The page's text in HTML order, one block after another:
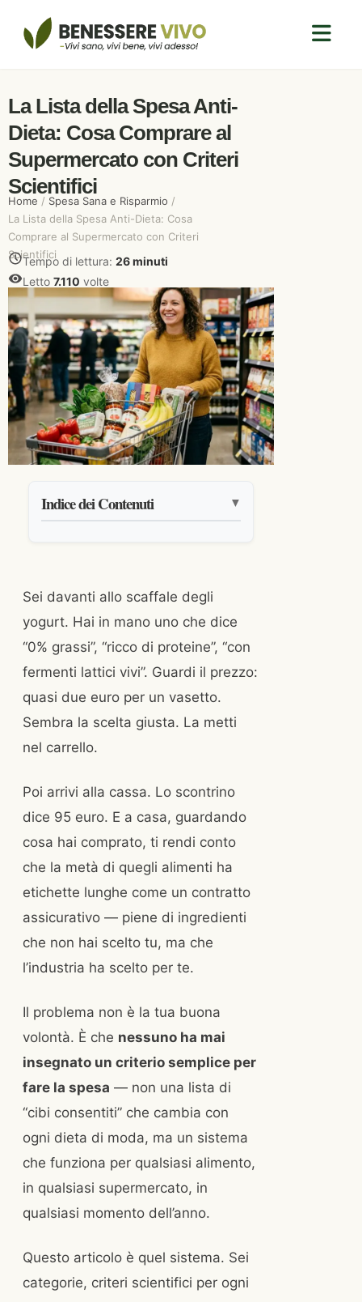
La Lista della Spesa Anti-
Dieta: Cosa Comprare al
Supermercato con Criteri
Scientifici
Home / Spesa Sana e Risparmio /
La Lista della Spesa Anti-Dieta: Cosa
Comprare al Supermercato con Criteri
Scientifici
Tempo di lettura: 26 minuti
Letto 7.110 volte
Indice dei Contenuti ▼
Sei davanti allo scaffale degli
yogurt. Hai in mano uno che dice
“0% grassi”, “ricco di proteine”, “con
fermenti lattici vivi”. Guardi il prezzo:
quasi due euro per un vasetto.
Sembra la scelta giusta. La metti
nel carrello.
Poi arrivi alla cassa. Lo scontrino
dice 95 euro. E a casa, guardando
cosa hai comprato, ti rendi conto
che la metà di quegli alimenti ha
etichette lunghe come un contratto
assicurativo — piene di ingredienti
che non hai scelto tu, ma che
l’industria ha scelto per te.
Il problema non è la tua buona
volontà. È che nessuno ha mai
insegnato un criterio semplice per
fare la spesa — non una lista di
“cibi consentiti” che cambia con
ogni dieta di moda, ma un sistema
che funziona per qualsiasi alimento,
in qualsiasi supermercato, in
qualsiasi momento dell’anno.
Questo articolo è quel sistema. Sei
categorie, criteri scientifici per ogni